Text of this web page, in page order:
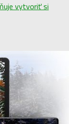
vytvoriť si